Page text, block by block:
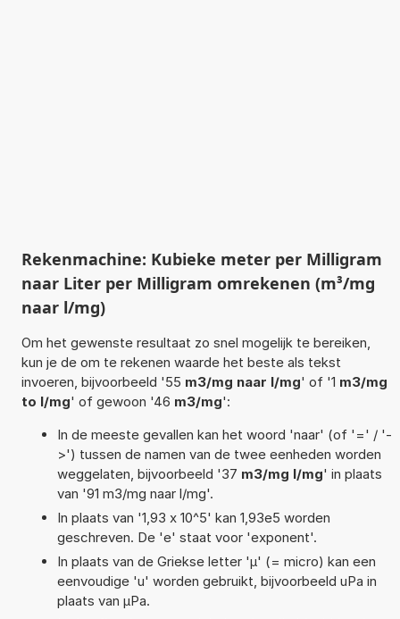
Rekenmachine: Kubieke meter per Milligram
naar Liter per Milligram omrekenen (m³/mg
naar l/mg)
Om het gewenste resultaat zo snel mogelijk te bereiken,
kun je de om te rekenen waarde het beste als tekst
invoeren, bijvoorbeeld '55 m3/mg naar l/mg' of '1 m3/mg
to l/mg' of gewoon '46 m3/mg':
In de meeste gevallen kan het woord 'naar' (of '=' / '-
>') tussen de namen van de twee eenheden worden
weggelaten, bijvoorbeeld '37 m3/mg l/mg' in plaats
van '91 m3/mg naar l/mg'.
In plaats van '1,93 x 10^5' kan 1,93e5 worden
geschreven. De 'e' staat voor 'exponent'.
In plaats van de Griekse letter 'µ' (= micro) kan een
eenvoudige 'u' worden gebruikt, bijvoorbeeld uPa in
plaats van µPa.